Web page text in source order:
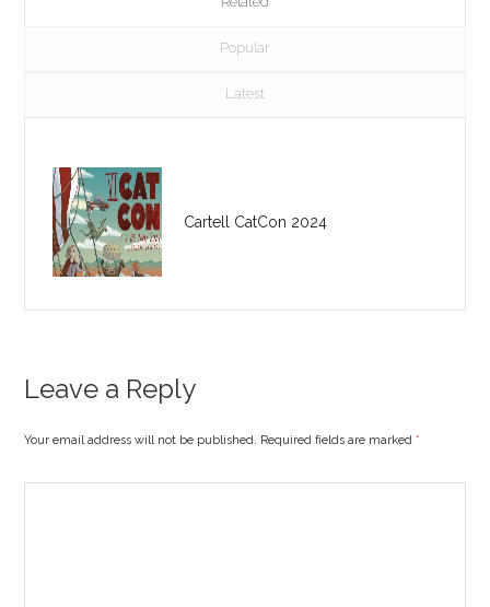
Popular
Latest
Cartell CatCon 2024
Leave a Reply
Your email address will not be published. Required fields are marked*